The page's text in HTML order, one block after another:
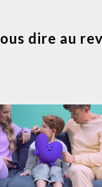
dire au